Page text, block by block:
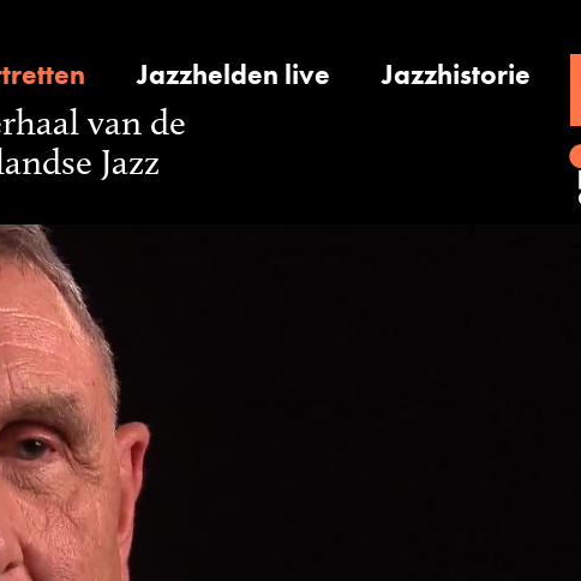
Jazzhelden live Jazzhistorie
van de
Jazz